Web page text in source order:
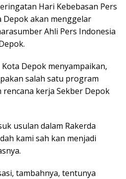
Hari Kebebasan Pers
Depok akan menggelar
Ahli Pers Indonesia
Depok menyampaikan,
salah satu program
kerja Sekber Depok
usulan dalam Rakerda
kami sah kan menjadi
tambahnya, tentunya